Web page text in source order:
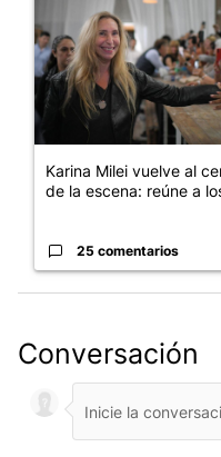
Karina Milei vuelve al
de la escena: reúne a
25 comentarios
Conversación